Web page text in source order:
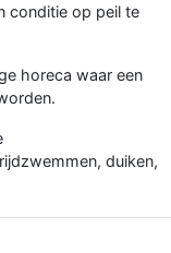
conditie op peil te
horeca waar een
duiken,